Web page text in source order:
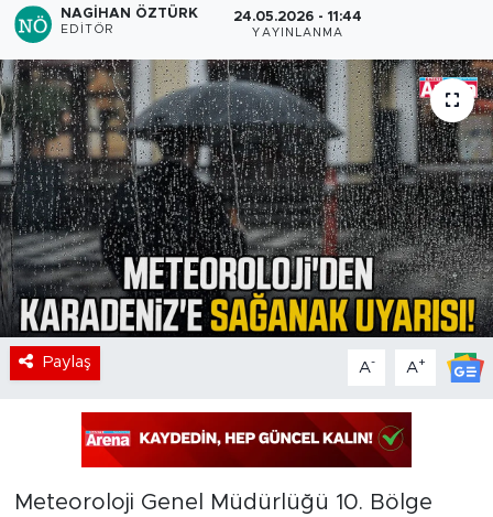
NAGIHAN ÖZTÜRK
EDITÖR
24.05.2026 - 11:44
YAYINLANMA
Paylaş A- A+
Meteoroloji Genel Müdürlüğü 10. Bölge